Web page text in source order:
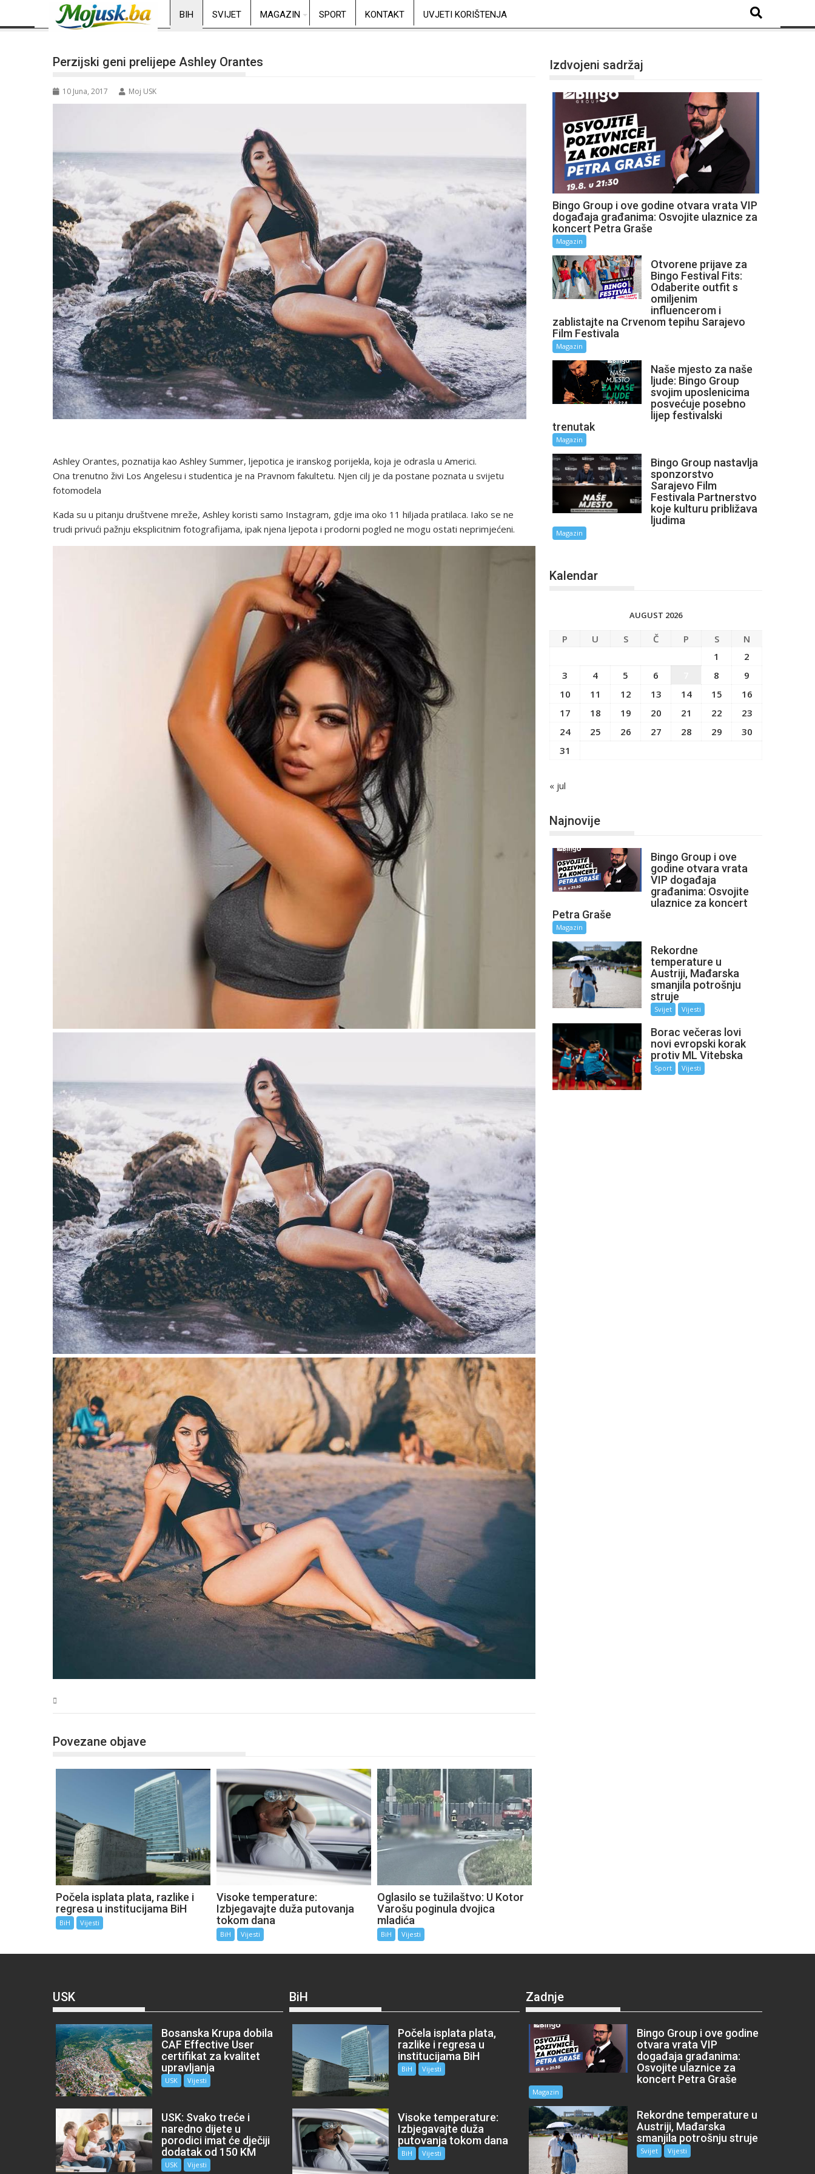
BIH SVIJET MAGAZIN SPORT KONTAKT UVJETI KORIŠTENJA
Perzijski geni prelijepe Ashley Orantes
10 Juna, 2017 Moj USK
Ashley Orantes, poznatija kao Ashley Summer, ljepotica je iranskog porijekla, koja je odrasla u Americi.
Ona trenutno živi Los Angelesu i studentica je na Pravnom fakultetu. Njen cilj je da postane poznata u svijetu
fotomodela
Kada su u pitanju društvene mreže, Ashley koristi samo Instagram, gdje ima oko 11 hiljada pratilaca. Iako se ne
trudi privući pažnju eksplicitnim fotografijama, ipak njena ljepota i prodorni pogled ne mogu ostati neprimjećeni.
Povezane objave
Počela isplata plata, razlike i
regresa u institucijama BiH
BiH Vijesti
Visoke temperature:
Izbjegavajte duža putovanja
tokom dana
BiH Vijesti
Oglasilo se tužilaštvo: U Kotor
Varošu poginula dvojica
mladića
BiH Vijesti
Izdvojeni sadržaj
Bingo Group i ove godine otvara vrata VIP
događaja građanima: Osvojite ulaznice za
koncert Petra Graše
Magazin
Otvorene prijave za
Bingo Festival Fits:
Odaberite outfit s
omiljenim
influencerom i
zablistajte na Crvenom tepihu Sarajevo
Film Festivala
Magazin
Naše mjesto za naše
ljude: Bingo Group
svojim uposlenicima
posvećuje posebno
lijep festivalski
trenutak
Magazin
Bingo Group nastavlja
sponzorstvo
Sarajevo Film
Festivala Partnerstvo
koje kulturu približava
ljudima
Magazin
Kalendar
AUGUST 2026
P U S Č P S
N
1
2
3
4 5 6 8
9
10
11 12 13 14 15
16
17
18 19 20 21 22
23
24
25 26 27 28 29
30
31
« jul
Najnovije
Bingo Group i ove
godine otvara vrata
VIP događaja
građanima: Osvojite
ulaznice za koncert
Petra Graše
Magazin
Rekordne
temperature u
Austriji, Mađarska
smanjila potrošnju
struje
Svijet Vijesti
Borac večeras lovi
novi evropski korak
protiv ML Vitebska
Sport Vijesti
USK
Bosanska Krupa dobila
CAF Effective User
certifikat za kvalitet
upravljanja
USK Vijesti
USK: Svako treće i
naredno dijete u
porodici imat će dječiji
dodatak od 150 KM
USK Vijesti
BiH
Počela isplata plata,
razlike i regresa u
institucijama BiH
BiH Vijesti
Visoke temperature:
Izbjegavajte duža
putovanja tokom dana
BiH Vijesti
Zadnje
Bingo Group i ove godine
otvara vrata VIP
događaja građanima:
Osvojite ulaznice za
koncert Petra Graše
Magazin
Rekordne temperature u
Austriji, Mađarska
smanjila potrošnju struje
Svijet Vijesti